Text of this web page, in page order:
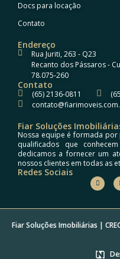
Docs para locação
Contato
Endereço
Rua Juriti, 263 - Q23
Recanto dos Pássaros -
78.075-260
Contato
(65) 2136-0811
Fiar Soluções
Nossa equipe é formada
qualificados que
dedicamos a fornecer um
nossos clientes em todas as
Redes Sociais
Fiar Soluções Imobiliárias |